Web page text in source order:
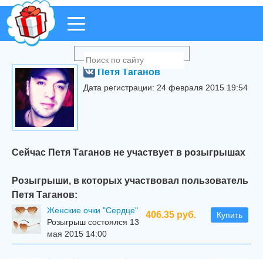
Петя Таганов
Дата регистрации: 24 февраля 2015 19:54
Сейчас Петя Таганов не участвует в розыгрышах
Розыгрыши, в которых участвовал пользователь
Петя Таганов:
406.35 руб. Купить
Женские очки "Сердце"
Розыгрыш состоялся 13
мая 2015 14:00